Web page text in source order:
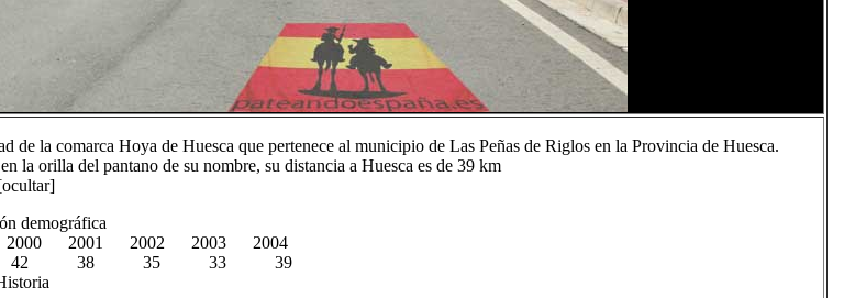
de la comarca Hoya de Huesca que pertenece al municipio de Las Peñas de Riglos en la Provincia de Huesca.
la orilla del pantano de su nombre, su distancia a Huesca es de 39 km
demográfica
2000 2001 2002 2003 2004
42 38 35 33 39